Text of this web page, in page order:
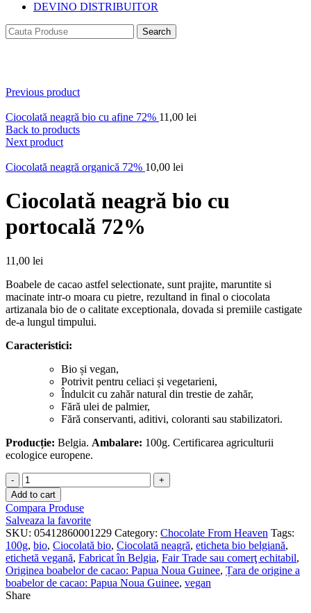
DEVINO DISTRIBUITOR
Search
Previous product
Ciocolată neagră bio cu afine 72% 11,00 lei
Back to products
Next product
Ciocolată neagră organică 72% 10,00 lei
Ciocolată neagră bio cu
portocală 72%
11,00 lei
Boabele de cacao astfel selectionate, sunt prajite, maruntite si
macinate intr-o moara cu pietre, rezultand in final o ciocolata
artizanala bio de o calitate exceptionala, dovada si premiile castigate
de-a lungul timpului.
Caracteristici:
Bio și vegan,
Potrivit pentru celiaci și vegetarieni,
Îndulcit cu zahăr natural din trestie de zahăr,
Fără ulei de palmier,
Fără conservanti, aditivi, coloranti sau stabilizatori.
Producție: Belgia. Ambalare: 100g. Certificarea agriculturii
ecologice europene.
Ciocolată
neagră
bio
cu
portocală
72%
quantity
Add to cart
Compara Produse
Salveaza la favorite
SKU: 05412860001229 Category: Chocolate From Heaven Tags:
100g, bio, Ciocolată bio, Ciocolată neagră, eticheta bio belgiană,
etichetă vegană, Fabricat în Belgia, Fair Trade sau comerţ echitabil,
Originea boabelor de cacao: Papua Noua Guinee, Țara de origine a
boabelor de cacao: Papua Noua Guinee, vegan
Share